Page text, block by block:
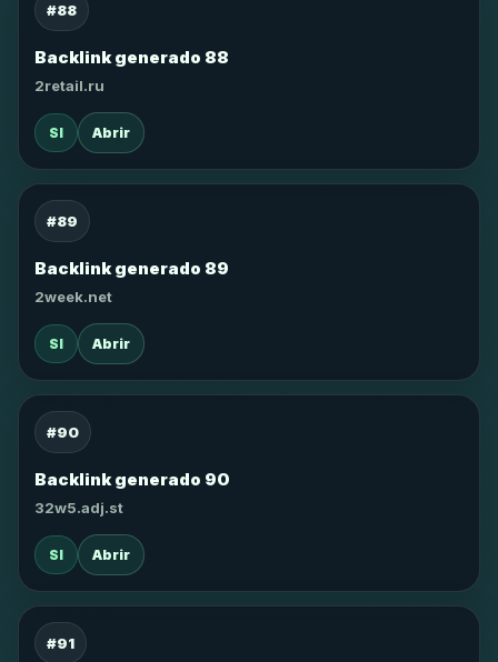
#88
Backlink generado 88
2retail.ru
SI Abrir
#89
Backlink generado 89
2week.net
SI Abrir
#90
Backlink generado 90
32w5.adj.st
SI Abrir
#91